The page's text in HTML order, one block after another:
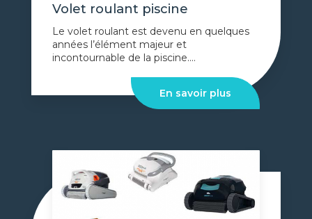
Volet roulant piscine
Le volet roulant est devenu en quelques
années l’élément majeur et
incontournable de la piscine....
En savoir plus